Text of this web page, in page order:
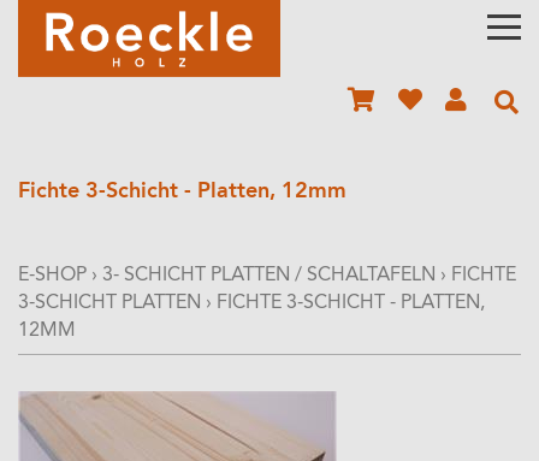
Fichte 3-Schicht - Platten, 12mm
E-SHOP › 3- SCHICHT PLATTEN / SCHALTAFELN › FICHTE
3-SCHICHT PLATTEN › FICHTE 3-SCHICHT - PLATTEN,
12MM